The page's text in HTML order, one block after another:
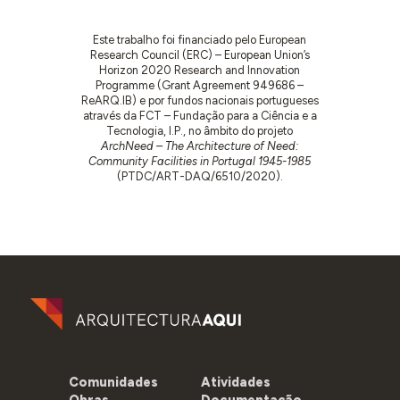
Este trabalho foi financiado pelo European
Research Council (ERC) – European Union’s
Horizon 2020 Research and Innovation
Programme (Grant Agreement 949686 –
ReARQ.IB) e por fundos nacionais portugueses
através da FCT – Fundação para a Ciência e a
Tecnologia, I.P., no âmbito do projeto
ArchNeed – The Architecture of Need:
Community Facilities in Portugal 1945-1985
(PTDC/ART-DAQ/6510/2020).
Comunidades
Atividades